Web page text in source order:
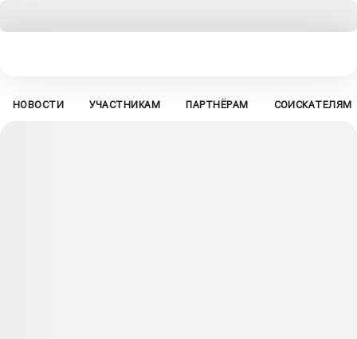
НОВОСТИ УЧАСТНИКАМ ПАРТНЁРАМ СОИСКАТЕЛЯМ